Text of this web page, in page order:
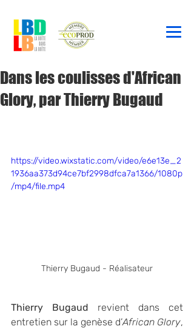
Dans les coulisses d'African
Glory, par Thierry Bugaud
https://video.wixstatic.com/video/e6e13e_2
1936aa373d94ce7bf2998dfca7a1366/1080p
/mp4/file.mp4
Thierry Bugaud - Réalisateur
Thierry Bugaud revient dans cet
entretien sur la genèse d’African Glory,